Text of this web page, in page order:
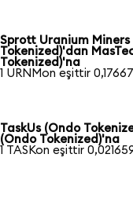
Sprott Uranium Miners
Tokenized)'dan
Tokenized)'na
1 URNMon eşittir
TaskUs (Ondo
(Ondo Tokenized)'na
1 TASKon eşittir